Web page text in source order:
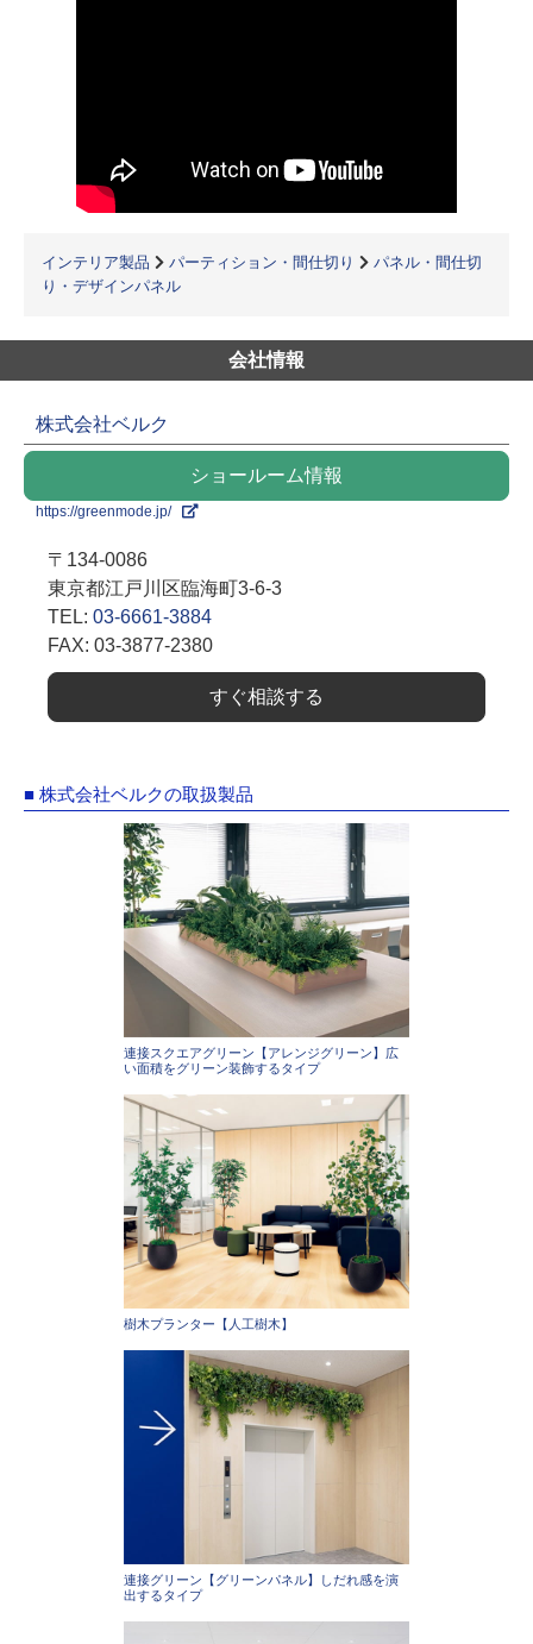
インテリア製品 パーティション・間仕切り
パネル・間仕切
り・デザインパネル
会社情報
株式会社ベルク
ショールーム情報
https://greenmode.jp/
〒134-0086
東京都江戸川区臨海町3-6-3
TEL: 03-6661-3884
FAX: 03-3877-2380
すぐ相談する
■ 株式会社ベルクの取扱製品
連接スクエアグリーン【アレンジグリーン】広
い面積をグリーン装飾するタイプ
樹木プランター【人工樹木】
連接グリーン【グリーンパネル】しだれ感を演
出するタイプ